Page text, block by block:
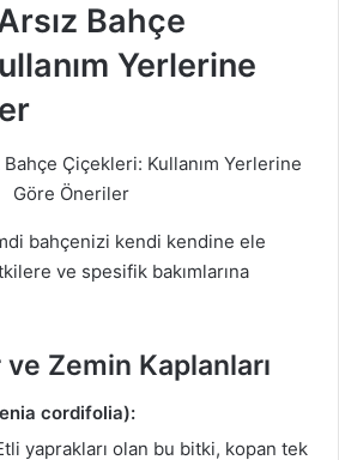
Bahçe
Yerlerine
bahçenizi kendi kendine ele
ve spesifik bakımlarına
Zemin Kaplanları
cordifolia):
yaprakları olan bu bitki, kopan tek